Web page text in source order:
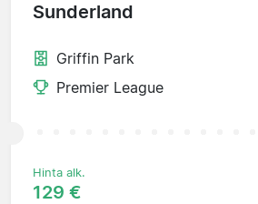
Sunderland
Griffin Park
Premier League
Hinta alk.
129 €